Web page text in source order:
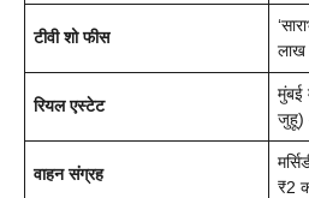
टीवी शो फीस
लाख
रियल एस्टेट
मुंबई
जुहू)
वाहन संग्रह
₹2